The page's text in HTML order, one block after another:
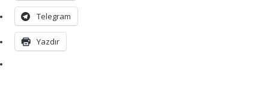
Telegram
Yazdır